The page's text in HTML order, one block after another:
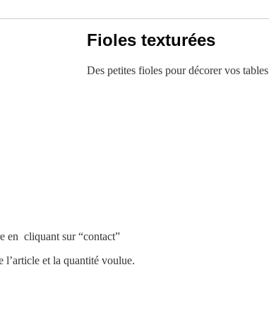
Fioles texturées
Des petites fioles pour décorer vos
en cliquant sur “contact”
l’article et la quantité voulue.